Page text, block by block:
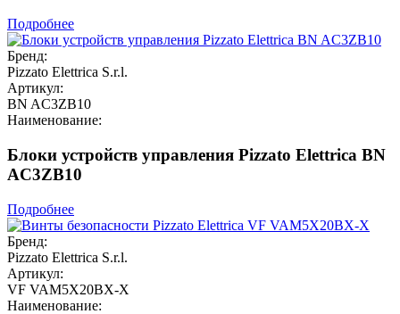
Подробнее
Бренд:
Pizzato Elettrica S.r.l.
Артикул:
BN AC3ZB10
Наименование:
Блоки устройств управления Pizzato Elettrica BN
AC3ZB10
Подробнее
Бренд:
Pizzato Elettrica S.r.l.
Артикул:
VF VAM5X20BX-X
Наименование: